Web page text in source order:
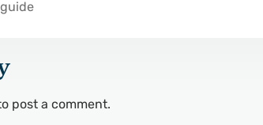
post a comment.